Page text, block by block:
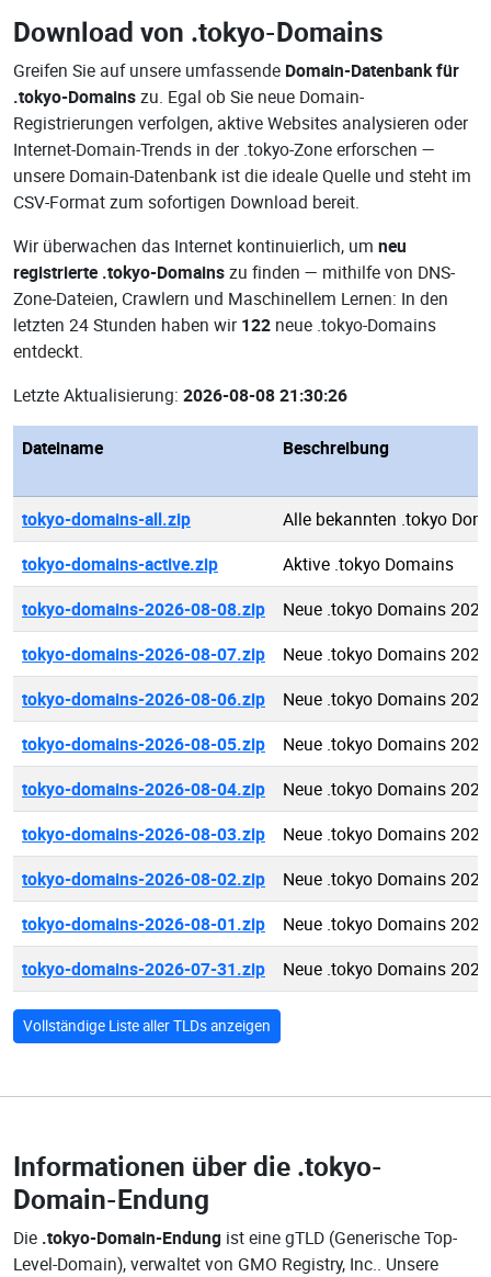
Download von .tokyo-Domains
Greifen Sie auf unsere umfassende Domain-Datenbank für
.tokyo-Domainszu. Egal ob Sie neue Domain-
Registrierungen verfolgen, aktive Websites analysieren oder
Internet-Domain-Trends in der .tokyo-Zone erforschen —
unsere Domain-Datenbank ist die ideale Quelle und steht im
CSV-Format zum sofortigen Download bereit.
Wir überwachen das Internet kontinuierlich, um neu
registrierte .tokyo-Domainszu finden — mithilfe von DNS-
Zone-Dateien, Crawlern und Maschinellem Lernen: In den
letzten 24 Stunden haben wir 122 neue .tokyo-Domains
entdeckt.
Letzte Aktualisierung: 2026-08-08 21:30:26
Dateiname Beschreibung
tokyo-domains-all.zip
Alle bekannten .tokyo
tokyo-domains-active.zip
Aktive .tokyo Domains
tokyo-domains-2026-08-08.zip
Neue .tokyo Domains
tokyo-domains-2026-08-07.zip
Neue .tokyo Domains
tokyo-domains-2026-08-06.zip
Neue .tokyo Domains
tokyo-domains-2026-08-05.zip
Neue .tokyo Domains
tokyo-domains-2026-08-04.zip
Neue .tokyo Domains
tokyo-domains-2026-08-03.zip
Neue .tokyo Domains
tokyo-domains-2026-08-02.zip
Neue .tokyo Domains
tokyo-domains-2026-08-01.zip
Neue .tokyo Domains
tokyo-domains-2026-07-31.zip
Neue .tokyo Domains
Vollständige Liste aller TLDs anzeigen
Informationen über die .tokyo-
Domain-Endung
Die .tokyo-Domain-Endung ist eine gTLD (Generische Top-
Level-Domain), verwaltet von GMO Registry, Inc.. Unsere